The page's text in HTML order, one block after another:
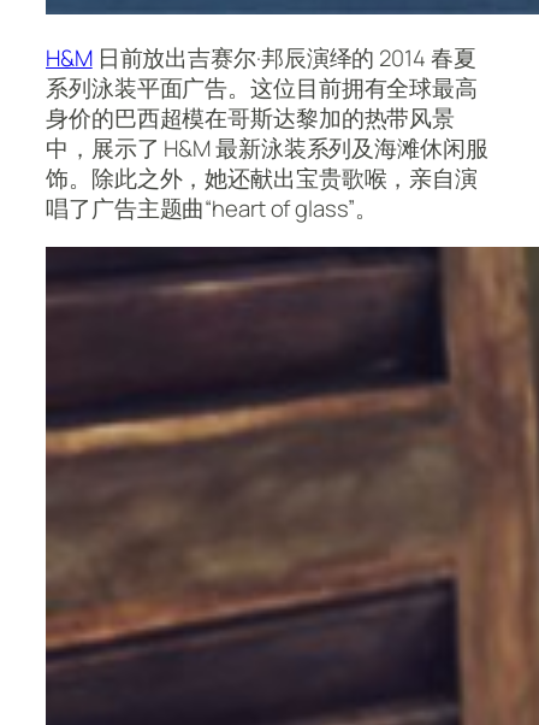
H&M日前放出吉赛尔·邦辰演绎的 2014 春夏
系列泳装平面广告。这位目前拥有全球最高
身价的巴西超模在哥斯达黎加的热带风景
中，展示了 H&M 最新泳装系列及海滩休闲服
饰。除此之外，她还献出宝贵歌喉，亲自演
唱了广告主题曲“heart of glass”。